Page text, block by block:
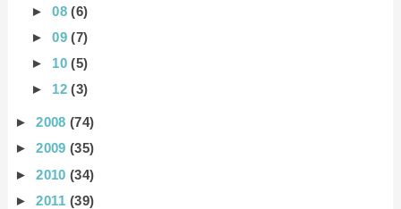
►08(6)
►09(7)
► 10(5)
► 12(3)
►2008(74)
►2009(35)
►2010(34)
►2011(39)